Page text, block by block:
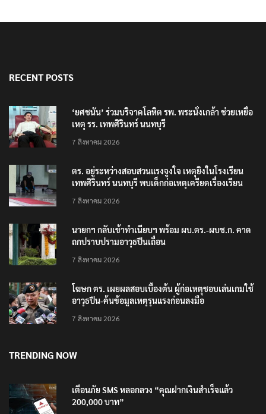
RECENT POSTS
‘ยศชนัน’ ร่วมบริจาคโลหิต รพ. พระนั่งเกล้า ช่วยเหยื่อ
เหตุ รร. เทพศิรินทร์ นนทบุรี
7 สิงหาคม 2026
ตร. อยู่ระหว่างสอบสวนแรงจูงใจ เหตุยิงในโรงเรียน
เทพศิรินทร์ นนทบุรี พบเด็กก่อเหตุเครียดเรื่องเรียน
7 สิงหาคม 2026
นายกฯ กลับเข้าทำเนียบฯ พร้อม ผบ.ตร.-ผบช.ก. คาด
ถกปราบปรามอาวุธปืนเถื่อน
7 สิงหาคม 2026
โฆษก ตร. เผยผลสอบเบื้องต้น ผู้ก่อเหตุชอบเล่นเกมใช้
อาวุธปืน-ค้นข้อมูลเหตุรุนแรงก่อนลงมือ
7 สิงหาคม 2026
TRENDING NOW
เตือนภัย SMS หลอกลวง “คุณฝากเงินสำเร็จแล้ว
200,000 บาท”